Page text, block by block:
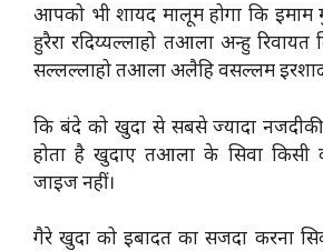
आपको भी शायद मालूम होगा कि
हुरैरा रदिय्यल्लाहो तआला अन्हु
सल्लल्लाहो तआला अलैहि वसल्लम
कि बंदे को खुदा से सबसे ज्यादा
होता है खुदाए तआला के सिवा किसी
जाइज नहीं।
गैरे खुदा को इबादत का सजदा करना